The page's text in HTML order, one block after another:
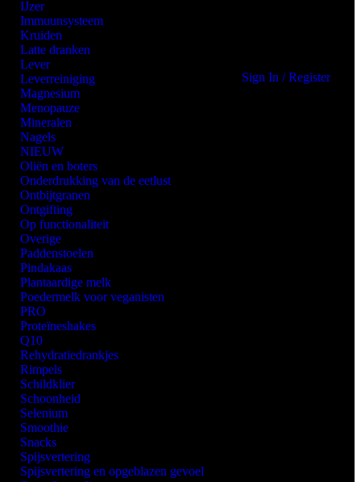
IJzer
Immuunsysteem
Kruiden
Latte dranken
Lever
Leverreiniging
Magnesium
Menopauze
Mineralen
Nagels
NIEUW
Oliën en boters
Onderdrukking van de eetlust
Ontbijtgranen
Ontgifting
Op functionaliteit
Overige
Paddenstoelen
Pindakaas
Plantaardige melk
Poedermelk voor veganisten
PRO
Proteïneshakes
Q10
Rehydratiedrankjes
Rimpels
Schildklier
Schoonheid
Selenium
Smoothie
Snacks
Spijsvertering
Spijsvertering en opgeblazen gevoel
Sign In / Register